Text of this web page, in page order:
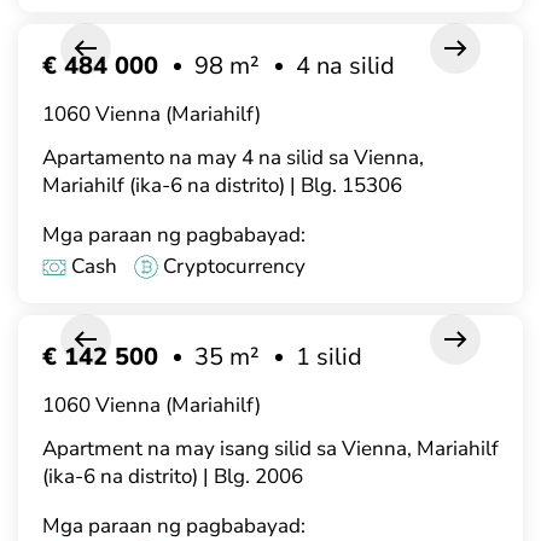
Apartamento na may 4 na silid sa Vienna,
Mariahilf (ika-6 na distrito) | Blg. 15306
€ 484 000 98 m² 4 na silid
1060 Vienna (Mariahilf)
Mga paraan ng pagbabayad:
Cash
Cryptocurrency
Apartment na may isang silid sa Vienna, Mariahilf
(ika-6 na distrito) | Blg. 2006
€ 142 500 35 m² 1 silid
1060 Vienna (Mariahilf)
Mga paraan ng pagbabayad: